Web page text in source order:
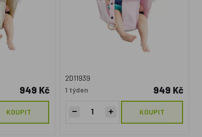
949 Kč
KOUPIT
2D11939
1 týden
949 Kč
KOUPIT